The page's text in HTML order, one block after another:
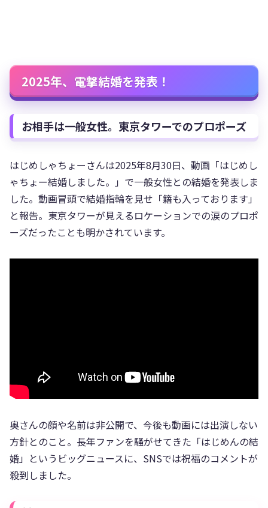
2025年、電撃結婚を発表！
お相手は一般女性。東京タワーでのプロポーズ
はじめしゃちょーさんは2025年8月30日、動画「はじめし
ゃちょー結婚しました。」で一般女性との結婚を発表しま
した。動画冒頭で結婚指輪を見せ「籍も入っております」
と報告。東京タワーが見えるロケーションでの涙のプロポ
ーズだったことも明かされています。
奥さんの顔や名前は非公開で、今後も動画には出演しない
方針とのこと。長年ファンを騒がせてきた「はじめんの結
婚」というビッグニュースに、SNSでは祝福のコメントが
殺到しました。